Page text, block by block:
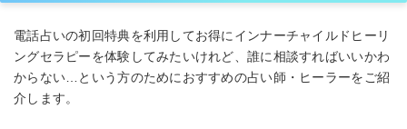
電話占いの初回特典を利用してお得にインナーチャイルドヒーリ
ングセラピーを体験してみたいけれど、誰に相談すればいいかわ
からない…という方のためにおすすめの占い師・ヒーラーをご紹
介します。